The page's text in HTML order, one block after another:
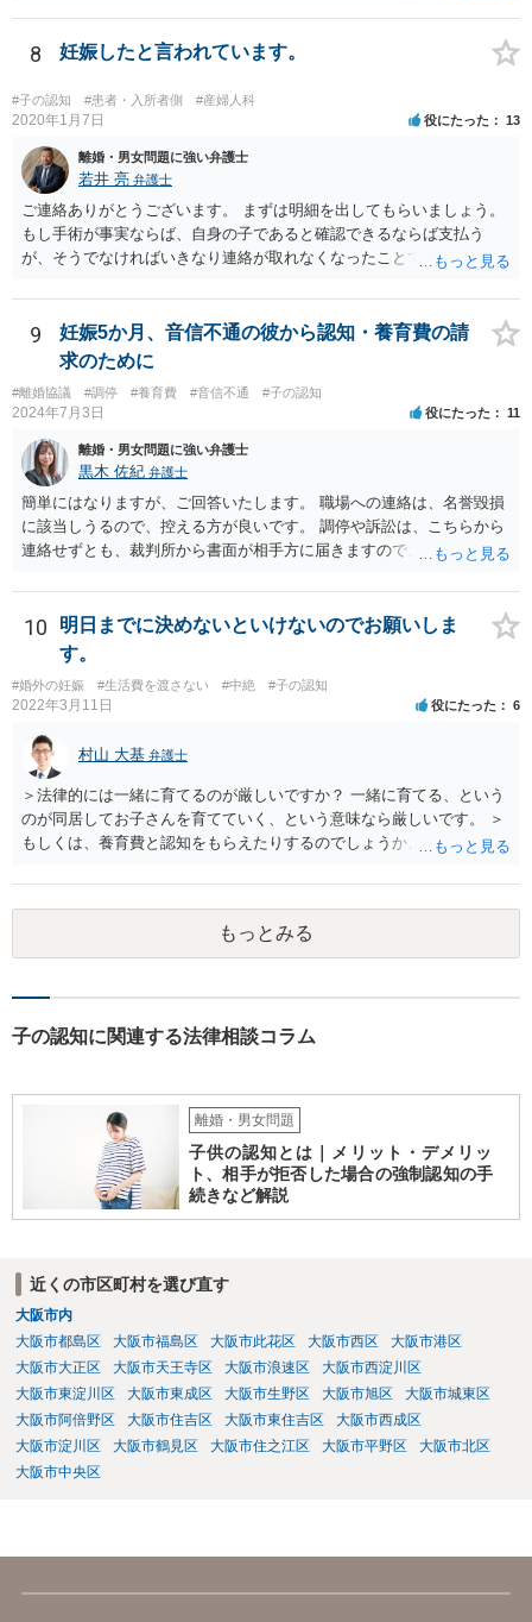
難しいと思われれば、弁護士に入ってもらうことも検討されてくださ
い。 一度、お近くの弁護士に相談されてみてもよいと思います。
8 妊娠したと言われています。
#子の認知 #患者・入所者側 #産婦人科
2020年1月7日 役にたった 13
離婚・男女問題に強い弁護士
若井 亮 弁護士
ご連絡ありがとうございます。 まずは明細を出してもらいましょう。
もし手術が事実ならば、自身の子であると確認できるならば支払う
が、そうでなければいきなり連絡が取れなくなったことで不信感もあ
してはいかがでしょうか。 代理人となる場合ですが、事務所ごとにま
ちまちです。 弊所の場合、交渉をお受けするとなると20万円くらいが
多いかと思います。
9
妊娠5か月、音信不通の彼から認知・養育費の請
求のために
#離婚協議 #調停 #養育費 #音信不通 #子の認知
2024年7月3日 役にたった 11
離婚・男女問題に強い弁護士
黒木 佐紀 弁護士
簡単にはなりますが、ご回答いたします。 職場への連絡は、名誉毀損
に該当しうるので、控える方が良いです。 調停や訴訟は、こちらから
連絡せずとも、裁判所から書面が相手方に届きますので、連絡不要で
いのであれば、調停や訴訟をするしかないかと思います。
10
明日までに決めないといけないのでお願いしま
す。
#婚外の妊娠 #生活費を渡さない #中絶 #子の認知
2022年3月11日 役にたった 6
村山 大基 弁護士
＞法律的には一緒に育てるのが厳しいですか？ 一緒に育てる、という
のが同居してお子さんを育てていく、という意味なら厳しいです。 ＞
もしくは、養育費と認知をもらえたりするのでしょうか、 相手が認知
す。 また、認知されたことを前提に、父親として子を養う義務があり
ますので、 養育費を請求できます。 ただ、極端な話相手に収入がなか
ったり、行方不明だったりすると、実際上の回収が難しい可能性はあ
ります。
もっとみる
子の認知に関連する法律相談コラム
離婚・男女問題
子供の認知とは｜メリット・デメリッ
ト、相手が拒否した場合の強制認知の手
続きなど解説
近くの市区町村を選び直す
大阪市内
大阪市都島区
大阪市福島区 大阪市此花区 大阪市西区
大阪市港区
大阪市大正区
大阪市天王寺区 大阪市浪速区
大阪市西淀川区
大阪市東淀川区
大阪市東成区 大阪市生野区 大阪市旭区
大阪市城東区
大阪市阿倍野区
大阪市住吉区 大阪市東住吉区
大阪市西成区
大阪市淀川区
大阪市鶴見区 大阪市住之江区 大阪市平野区
大阪市北区
大阪市中央区